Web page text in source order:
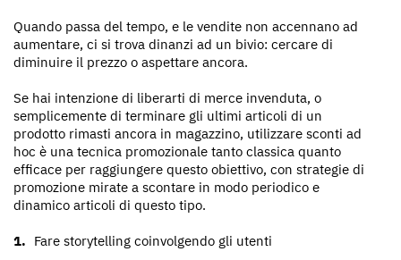
Quando passa del tempo, e le vendite non accennano ad
aumentare, ci si trova dinanzi ad un bivio: cercare di
diminuire il prezzo o aspettare ancora.
Se hai intenzione di liberarti di merce invenduta, o
semplicemente di terminare gli ultimi articoli di un
prodotto rimasti ancora in magazzino, utilizzare sconti ad
hoc è una tecnica promozionale tanto classica quanto
efficace per raggiungere questo obiettivo, con strategie di
promozione mirate a scontare in modo periodico e
dinamico articoli di questo tipo.
Fare storytelling coinvolgendo gli utenti